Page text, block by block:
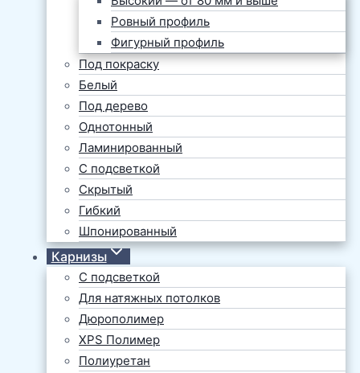
Ровный профиль
Фигурный профиль
Под покраску
Белый
Под дерево
Однотонный
Ламинированный
С подсветкой
Скрытый
Гибкий
Шпонированный
Карнизы
С подсветкой
Для натяжных потолков
Дюрополимер
XPS Полимер
Полиуретан